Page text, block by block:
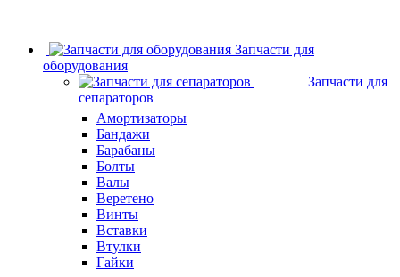
Запчасти для
оборудования
Запчасти для
сепараторов
Амортизаторы
Бандажи
Барабаны
Болты
Валы
Веретено
Винты
Вставки
Втулки
Гайки